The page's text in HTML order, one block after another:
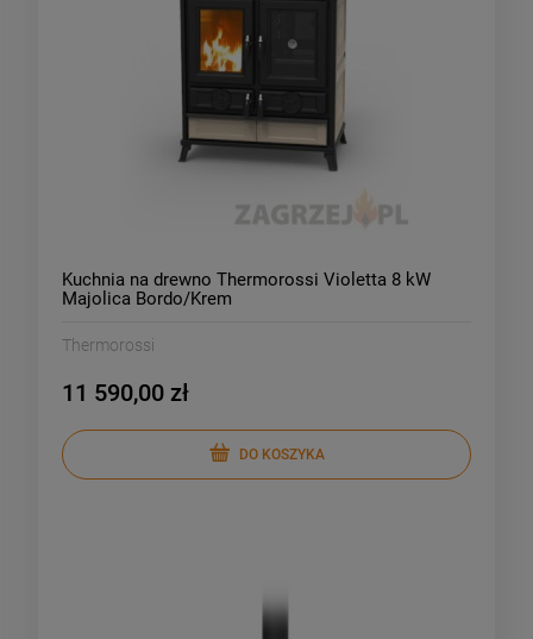
Kuchnia na drewno Thermorossi Violetta 8 kW
Majolica Bordo/Krem
Thermorossi
11 590,00 zł
DO KOSZYKA